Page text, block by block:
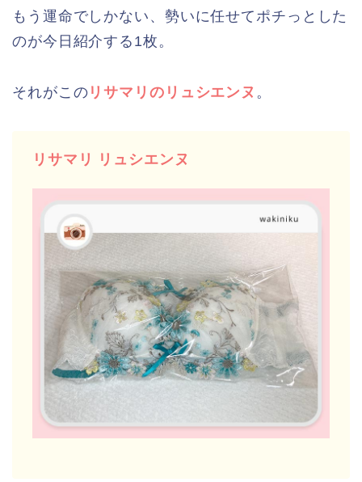
もう運命でしかない、勢いに任せてポチっとした
のが今日紹介する1枚。
それがこの リサマリのリュシエンヌ 。
リサマリ リュシエンヌ